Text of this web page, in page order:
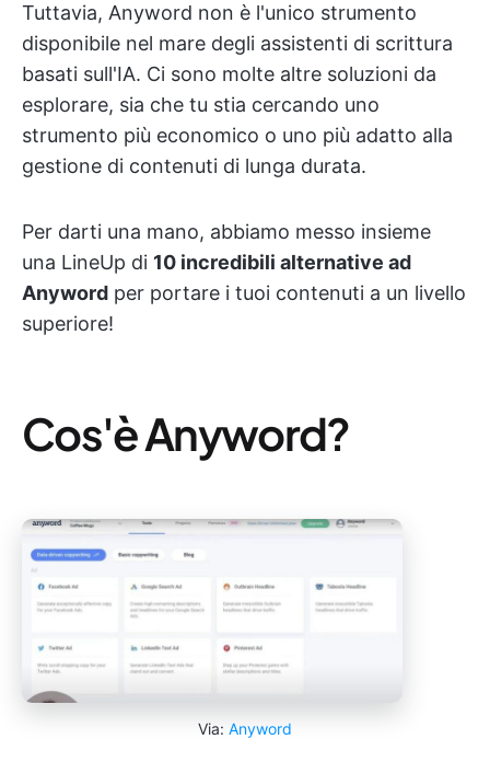
Tuttavia, Anyword non è l'unico strumento
disponibile nel mare degli assistenti di scrittura
basati sull'IA. Ci sono molte altre soluzioni da
esplorare, sia che tu stia cercando uno
strumento più economico o uno più adatto alla
gestione di contenuti di lunga durata.
Per darti una mano, abbiamo messo insieme
una LineUp di 10 incredibili alternative ad
Anyword per portare i tuoi contenuti a un livello
superiore!
Cos'è Anyword?
Via: Anyword